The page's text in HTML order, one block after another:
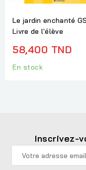
Le jardin enchanté
Livre de l'élève
58,400 TND
En stock
Inscrivez-